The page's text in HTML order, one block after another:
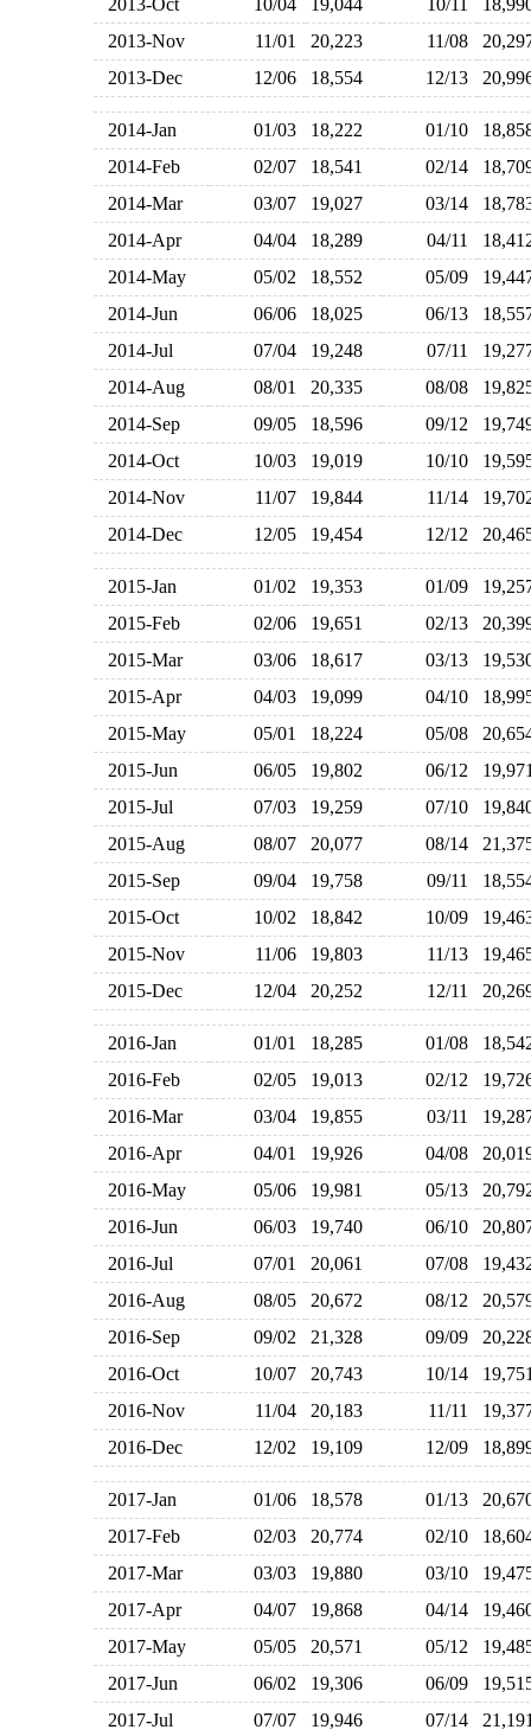
2013-Oct
10/04 19,044 10/11
2013-Nov
11/01 20,223 11/08
2013-Dec
12/06 18,554 12/13
2014-Jan 01/03 18,222 01/10
2014-Feb
02/07 18,541 02/14
2014-Mar
03/07 19,027 03/14
2014-Apr
04/04 18,289 04/11
2014-May
05/02 18,552 05/09
2014-Jun
06/06 18,025 06/13
2014-Jul
07/04 19,248 07/11
2014-Aug
08/01 20,335 08/08
2014-Sep
09/05 18,596 09/12
2014-Oct
10/03 19,019 10/10
2014-Nov
11/07 19,844 11/14
2014-Dec
12/05 19,454 12/12
2015-Jan 01/02 19,353 01/09
2015-Feb
02/06 19,651 02/13
2015-Mar
03/06 18,617 03/13
2015-Apr
04/03 19,099 04/10
2015-May
05/01 18,224 05/08
2015-Jun
06/05 19,802 06/12
2015-Jul
07/03 19,259 07/10
2015-Aug
08/07 20,077 08/14
2015-Sep
09/04 19,758 09/11
2015-Oct
10/02 18,842 10/09
2015-Nov
11/06 19,803 11/13
2015-Dec
12/04 20,252 12/11
2016-Jan 01/01 18,285 01/08
2016-Feb
02/05 19,013 02/12
2016-Mar
03/04 19,855 03/11
2016-Apr
04/01 19,926 04/08
2016-May
05/06 19,981 05/13
2016-Jun
06/03 19,740 06/10
2016-Jul
07/01 20,061 07/08
2016-Aug
08/05 20,672 08/12
2016-Sep
09/02 21,328 09/09
2016-Oct
10/07 20,743 10/14
2016-Nov
11/04 20,183 11/11
2016-Dec
12/02 19,109 12/09
2017-Jan 01/06 18,578 01/13
2017-Feb
02/03 20,774 02/10
2017-Mar
03/03 19,880 03/10
2017-Apr
04/07 19,868 04/14
2017-May
05/05 20,571 05/12
2017-Jun
06/02 19,306 06/09
2017-Jul
07/07 19,946 07/14